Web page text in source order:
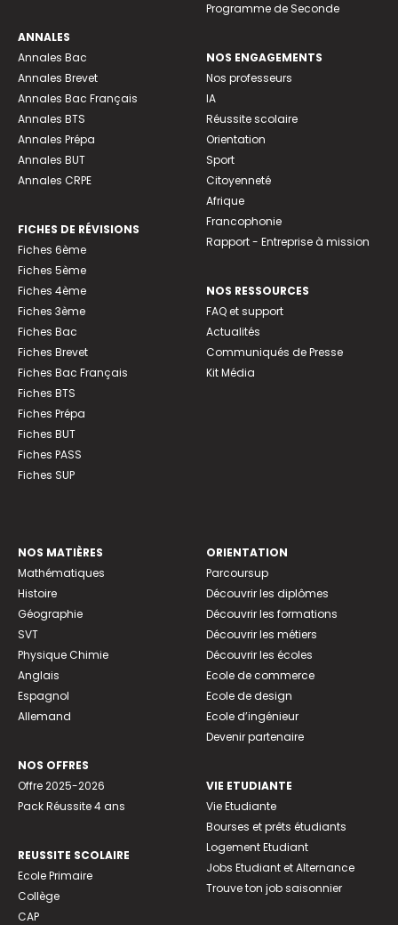
ANNALES
Annales Bac
Annales Brevet
Annales Bac Français
Annales BTS
Annales Prépa
Annales BUT
Annales CRPE
FICHES DE RÉVISIONS
Fiches 6ème
Fiches 5ème
Fiches 4ème
Fiches 3ème
Fiches Bac
Fiches Brevet
Fiches Bac Français
Fiches BTS
Fiches Prépa
Fiches BUT
Fiches PASS
Fiches SUP
Programme de Seconde
NOS ENGAGEMENTS
Nos professeurs
IA
Réussite scolaire
Orientation
Sport
Citoyenneté
Afrique
Francophonie
Rapport - Entreprise à mission
NOS RESSOURCES
FAQ et support
Actualités
Communiqués de Presse
Kit Média
NOS MATIÈRES
Mathématiques
Histoire
Géographie
SVT
Physique Chimie
Anglais
Espagnol
Allemand
NOS OFFRES
Offre 2025-2026
Pack Réussite 4 ans
REUSSITE SCOLAIRE
Ecole Primaire
Collège
CAP
ORIENTATION
Parcoursup
Découvrir les diplômes
Découvrir les formations
Découvrir les métiers
Découvrir les écoles
Ecole de commerce
Ecole de design
Ecole d’ingénieur
Devenir partenaire
VIE ETUDIANTE
Vie Etudiante
Bourses et prêts étudiants
Logement Etudiant
Jobs Etudiant et Alternance
Trouve ton job saisonnier